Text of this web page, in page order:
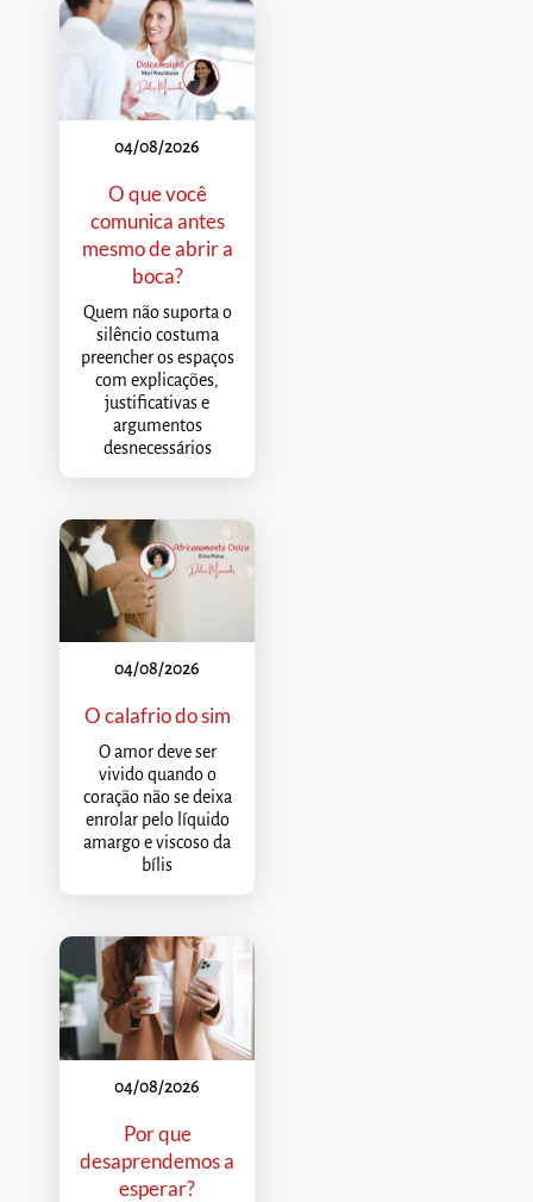
04/08/2026
O que você
comunica antes
mesmo de abrir a
boca?
Quem não suporta o
silêncio costuma
preencher os espaços
com explicações,
justificativas e
argumentos
desnecessários
04/08/2026
O calafrio do sim
O amor deve ser
vivido quando o
coração não se deixa
enrolar pelo líquido
amargo e viscoso da
bílis
04/08/2026
Por que
desaprendemos a
esperar?